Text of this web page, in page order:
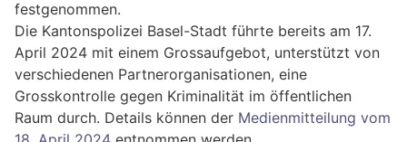
festgenommen.
Die Kantonspolizei Basel-Stadt führte bereits am 17.
April 2024 mit einem Grossaufgebot, unterstützt von
verschiedenen Partnerorganisationen, eine
Grosskontrolle gegen Kriminalität im öffentlichen
Raum durch. Details können der Medienmitteilung vom